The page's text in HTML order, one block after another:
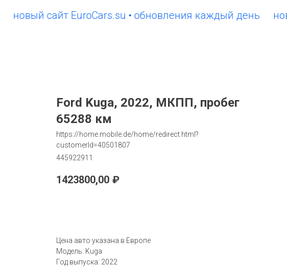
сайт EuroCars.su • обновления каждый день новый
Ford Kuga, 2022, МКПП, пробег
65288 км
https://home.mobile.de/home/redirect.html?
customerId=40501807
445922911
1423800,00 ₽
Цена авто указана в Европе
Модель: Kuga
Год выпуска: 2022